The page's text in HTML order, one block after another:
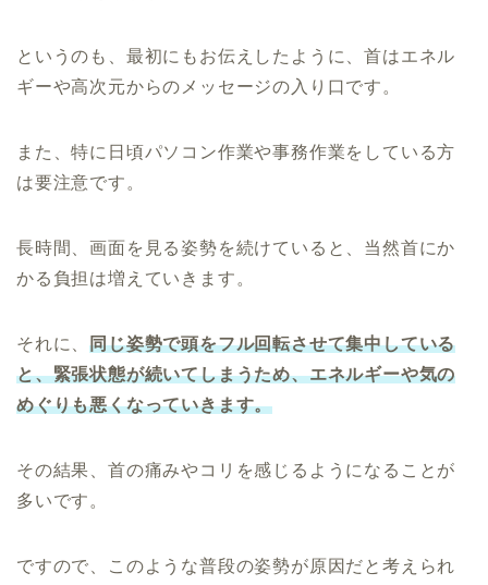
というのも、最初にもお伝えしたように、首はエネル
ギーや高次元からのメッセージの入り口です。
また、特に日頃パソコン作業や事務作業をしている方
は要注意です。
長時間、画面を見る姿勢を続けていると、当然首にか
かる負担は増えていきます。
それに、同じ姿勢で頭をフル回転させて集中している
と、緊張状態が続いてしまうため、エネルギーや気の
めぐりも悪くなっていきます。
その結果、首の痛みやコリを感じるようになることが
多いです。
ですので、このような普段の姿勢が原因だと考えられ